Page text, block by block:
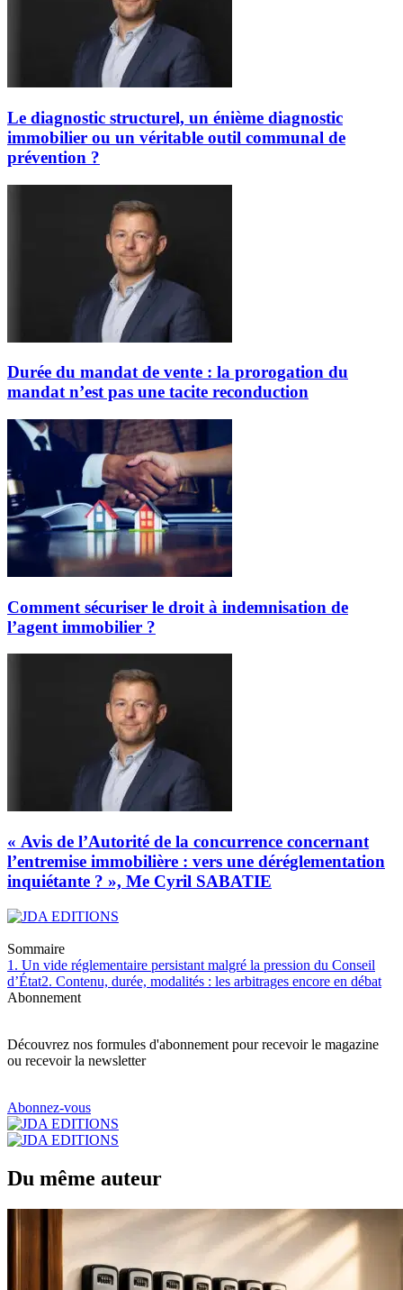
Le diagnostic structurel, un énième diagnostic
immobilier ou un véritable outil communal de
prévention ?
Durée du mandat de vente : la prorogation du
mandat n’est pas une tacite reconduction
Comment sécuriser le droit à indemnisation de
l’agent immobilier ?
« Avis de l’Autorité de la concurrence concernant
l’entremise immobilière : vers une déréglementation
inquiétante ? », Me Cyril SABATIE
Sommaire
1. Un vide réglementaire persistant malgré la pression du Conseil
d’État2. Contenu, durée, modalités : les arbitrages encore en débat
Abonnement
Découvrez nos formules d'abonnement pour recevoir le magazine
ou recevoir la newsletter
Abonnez-vous
Du même auteur